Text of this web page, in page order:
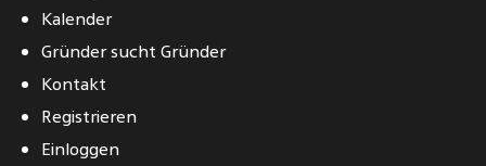
Kalender
Gründer sucht Gründer
Kontakt
Registrieren
Einloggen